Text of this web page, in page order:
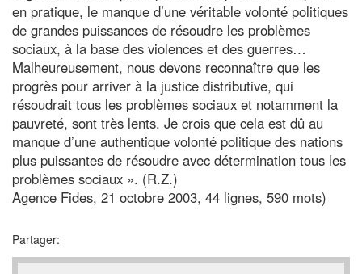
en pratique, le manque d’une véritable volonté politiques
de grandes puissances de résoudre les problèmes
sociaux, à la base des violences et des guerres…
Malheureusement, nous devons reconnaître que les
progrès pour arriver à la justice distributive, qui
résoudrait tous les problèmes sociaux et notamment la
pauvreté, sont très lents. Je crois que cela est dû au
manque d’une authentique volonté politique des nations
plus puissantes de résoudre avec détermination tous les
problèmes sociaux ». (R.Z.)
Agence Fides, 21 octobre 2003, 44 lignes, 590 mots)
Partager: